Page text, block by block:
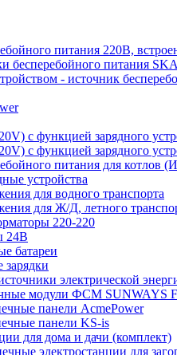
питания 220В,
бесперебойного питания
- источник
с функцией зарядного
с функцией зарядного
питания для котлов
устройства
для водного транспорта
для Ж/Д, летного
220-220
24В
батареи
электрической
модули ФСМ SUNWAYS
панели AcmePower
панели KS-is
для дома и дачи (комплект)
электростанции для